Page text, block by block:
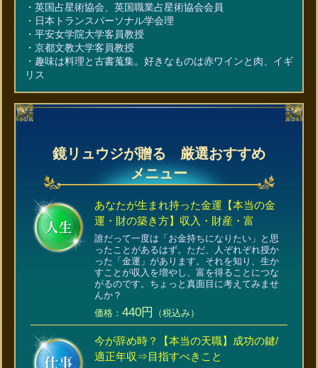
・英国占星術協会、英国職業占星術協会会員
・日本トランスパーソナル学会理
・平安女学院大学客員教授
・京都文教大学客員教授
・趣味は料理と古書蒐集。好きなものは赤ワインと肉、イギ
リス
鏡リュウジが贈る 厳選おすすめ
メニュー
あなたが生まれ持った金運【本当の金
運・財の築き方】収入・財産・富
誰だって一度は「お金持ちになりたい」と思
ったことがあるはず。ただ、人ぞれぞれ授か
った「金運」があります。それを知り、生か
すことが収入を増やし、富を得ることにつな
がるのです。ちょっと真面目に考えてみませ
んか？
価格：440円 （税込み）
今が辞め時？【本当の天職】成功の鍵/
適正年収⇒目指すべきこと